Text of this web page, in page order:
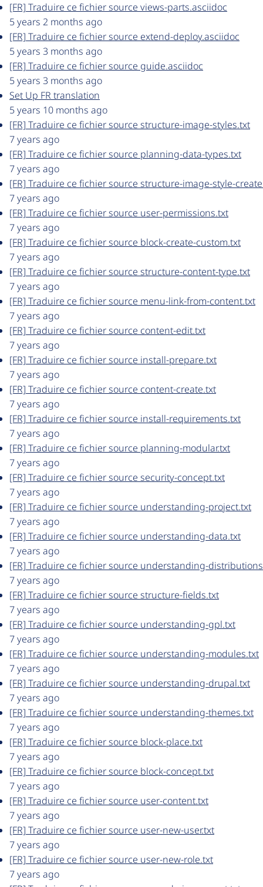
[FR] Traduire ce fichier source views-parts.asciidoc
5 years 2 months ago
[FR] Traduire ce fichier source extend-deploy.asciidoc
5 years 3 months ago
[FR] Traduire ce fichier source guide.asciidoc
5 years 3 months ago
Set Up FR translation
5 years 10 months ago
[FR] Traduire ce fichier source structure-image-styles.txt
7 years ago
[FR] Traduire ce fichier source planning-data-types.txt
7 years ago
[FR] Traduire ce fichier source structure-image-style-
7 years ago
[FR] Traduire ce fichier source user-permissions.txt
7 years ago
[FR] Traduire ce fichier source block-create-custom.txt
7 years ago
[FR] Traduire ce fichier source structure-content-type.txt
7 years ago
[FR] Traduire ce fichier source menu-link-from-content.txt
7 years ago
[FR] Traduire ce fichier source content-edit.txt
7 years ago
[FR] Traduire ce fichier source install-prepare.txt
7 years ago
[FR] Traduire ce fichier source content-create.txt
7 years ago
[FR] Traduire ce fichier source install-requirements.txt
7 years ago
[FR] Traduire ce fichier source planning-modular.txt
7 years ago
[FR] Traduire ce fichier source security-concept.txt
7 years ago
[FR] Traduire ce fichier source understanding-project.txt
7 years ago
[FR] Traduire ce fichier source understanding-data.txt
7 years ago
[FR] Traduire ce fichier source understanding-
7 years ago
[FR] Traduire ce fichier source structure-fields.txt
7 years ago
[FR] Traduire ce fichier source understanding-gpl.txt
7 years ago
[FR] Traduire ce fichier source understanding-modules.txt
7 years ago
[FR] Traduire ce fichier source understanding-drupal.txt
7 years ago
[FR] Traduire ce fichier source understanding-themes.txt
7 years ago
[FR] Traduire ce fichier source block-place.txt
7 years ago
[FR] Traduire ce fichier source block-concept.txt
7 years ago
[FR] Traduire ce fichier source user-content.txt
7 years ago
[FR] Traduire ce fichier source user-new-user.txt
7 years ago
[FR] Traduire ce fichier source user-new-role.txt
7 years ago